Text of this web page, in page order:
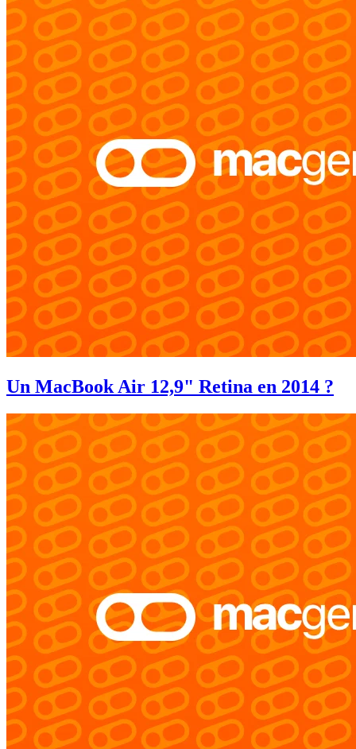
Un MacBook Air 12,9" Retina en 2014 ?